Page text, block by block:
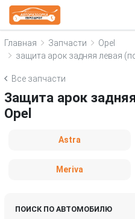
Главная Запчасти
Opel
защита арок задняя левая
Все запчасти
Защита арок
Opel
Astra
Meriva
ПОИСК ПО АВТОМОБИЛЮ